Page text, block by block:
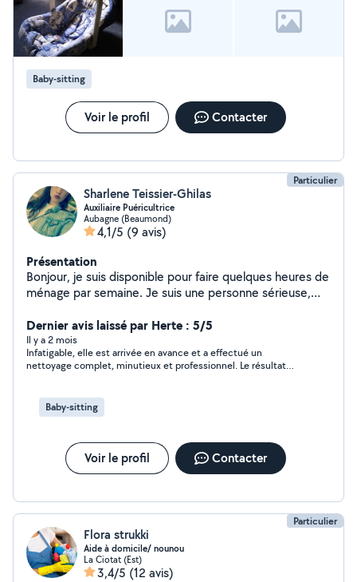
Baby-sitting
Voir le profil Contacter
Particulier
Sharlene Teissier-Ghilas
Auxiliaire Puéricultrice
Aubagne (Beaumond)
4,1/5 (9 avis)
Présentation
Bonjour, je suis disponible pour faire quelques heures de
ménage par semaine. Je suis une personne sérieuse,
Dernier avis laissé par Herte : 5/5
Il y a 2 mois
Infatigable, elle est arrivée en avance et a effectué un
nettoyage complet, minutieux et professionnel. Le résultat
Baby-sitting
Voir le profil Contacter
Particulier
Flora strukki
Aide à domicile/ nounou
La Ciotat (Est)
3,4/5 (12 avis)